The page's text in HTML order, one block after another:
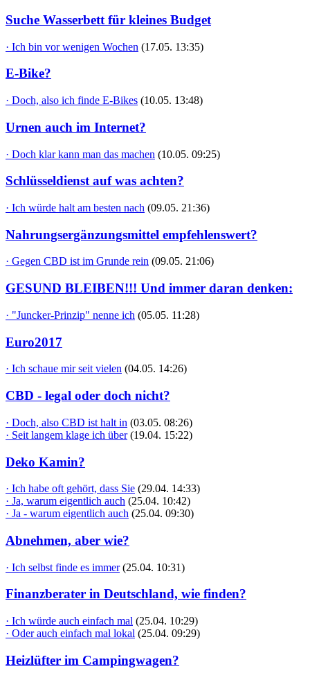
Suche Wasserbett für kleines Budget
· Ich bin vor wenigen Wochen (17.05. 13:35)
E-Bike?
· Doch, also ich finde E-Bikes (10.05. 13:48)
Urnen auch im Internet?
· Doch klar kann man das machen (10.05. 09:25)
Schlüsseldienst auf was achten?
· Ich würde halt am besten nach (09.05. 21:36)
Nahrungsergänzungsmittel empfehlenswert?
· Gegen CBD ist im Grunde rein (09.05. 21:06)
GESUND BLEIBEN!!! Und immer daran denken:
· "Juncker-Prinzip" nenne ich (05.05. 11:28)
Euro2017
· Ich schaue mir seit vielen (04.05. 14:26)
CBD - legal oder doch nicht?
· Doch, also CBD ist halt in (03.05. 08:26)
· Seit langem klage ich über (19.04. 15:22)
Deko Kamin?
· Ich habe oft gehört, dass Sie (29.04. 14:33)
· Ja, warum eigentlich auch (25.04. 10:42)
· Ja - warum eigentlich auch (25.04. 09:30)
Abnehmen, aber wie?
· Ich selbst finde es immer (25.04. 10:31)
Finanzberater in Deutschland, wie finden?
· Ich würde auch einfach mal (25.04. 10:29)
· Oder auch einfach mal lokal (25.04. 09:29)
Heizlüfter im Campingwagen?